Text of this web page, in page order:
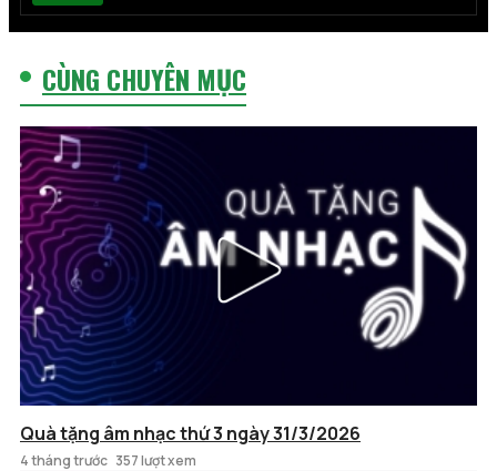
CÙNG CHUYÊN MỤC
Quà tặng âm nhạc thứ 3 ngày 31/3/2026
4 tháng trước 357 lượt xem